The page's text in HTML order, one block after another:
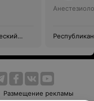
Размещение рекламы